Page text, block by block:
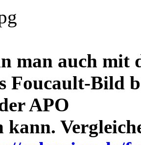
man auch mit
Foucault-Bild
APO
kann.